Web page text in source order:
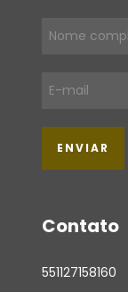
Contato
551127158160